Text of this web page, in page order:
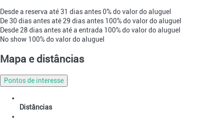
Desde a reserva até 31 dias antes0% do valor do aluguel
De 30 dias antes até 29 dias antes 100% do valor do aluguel
Desde 28 dias antes até a entrada 100% do valor do aluguel
No show 100% do valor do aluguel
Mapa e distâncias
Pontos de interesse
Distâncias